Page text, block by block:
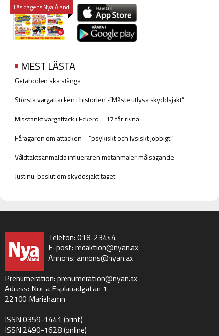
Läs dagens Nya Åland
MEST LÄSTA
Getaboden ska stänga
Största vargattacken i historien -”Måste utlysa skyddsjakt”
Misstänkt vargattack i Eckerö – 17 får rivna
Fårägaren om attacken – ”psykiskt och fysiskt jobbigt”
Våldtäktsanmälda influeraren motanmäler målsägande
Just nu: beslut om skyddsjakt taget
Telefon: 018-23444
E-post: redaktion@nyan.ax
Annons: annons@nyan.ax
Prenumeration: prenumeration@nyan.ax
Adress: Norra Esplanadgatan 1
22100 Mariehamn
ISSN 0359-1441 (print)
ISSN 2490-1628 (online)